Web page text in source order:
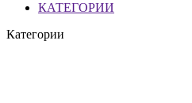
КАТЕГОРИИ
Категории